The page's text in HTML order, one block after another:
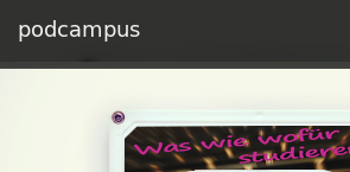
podcampus